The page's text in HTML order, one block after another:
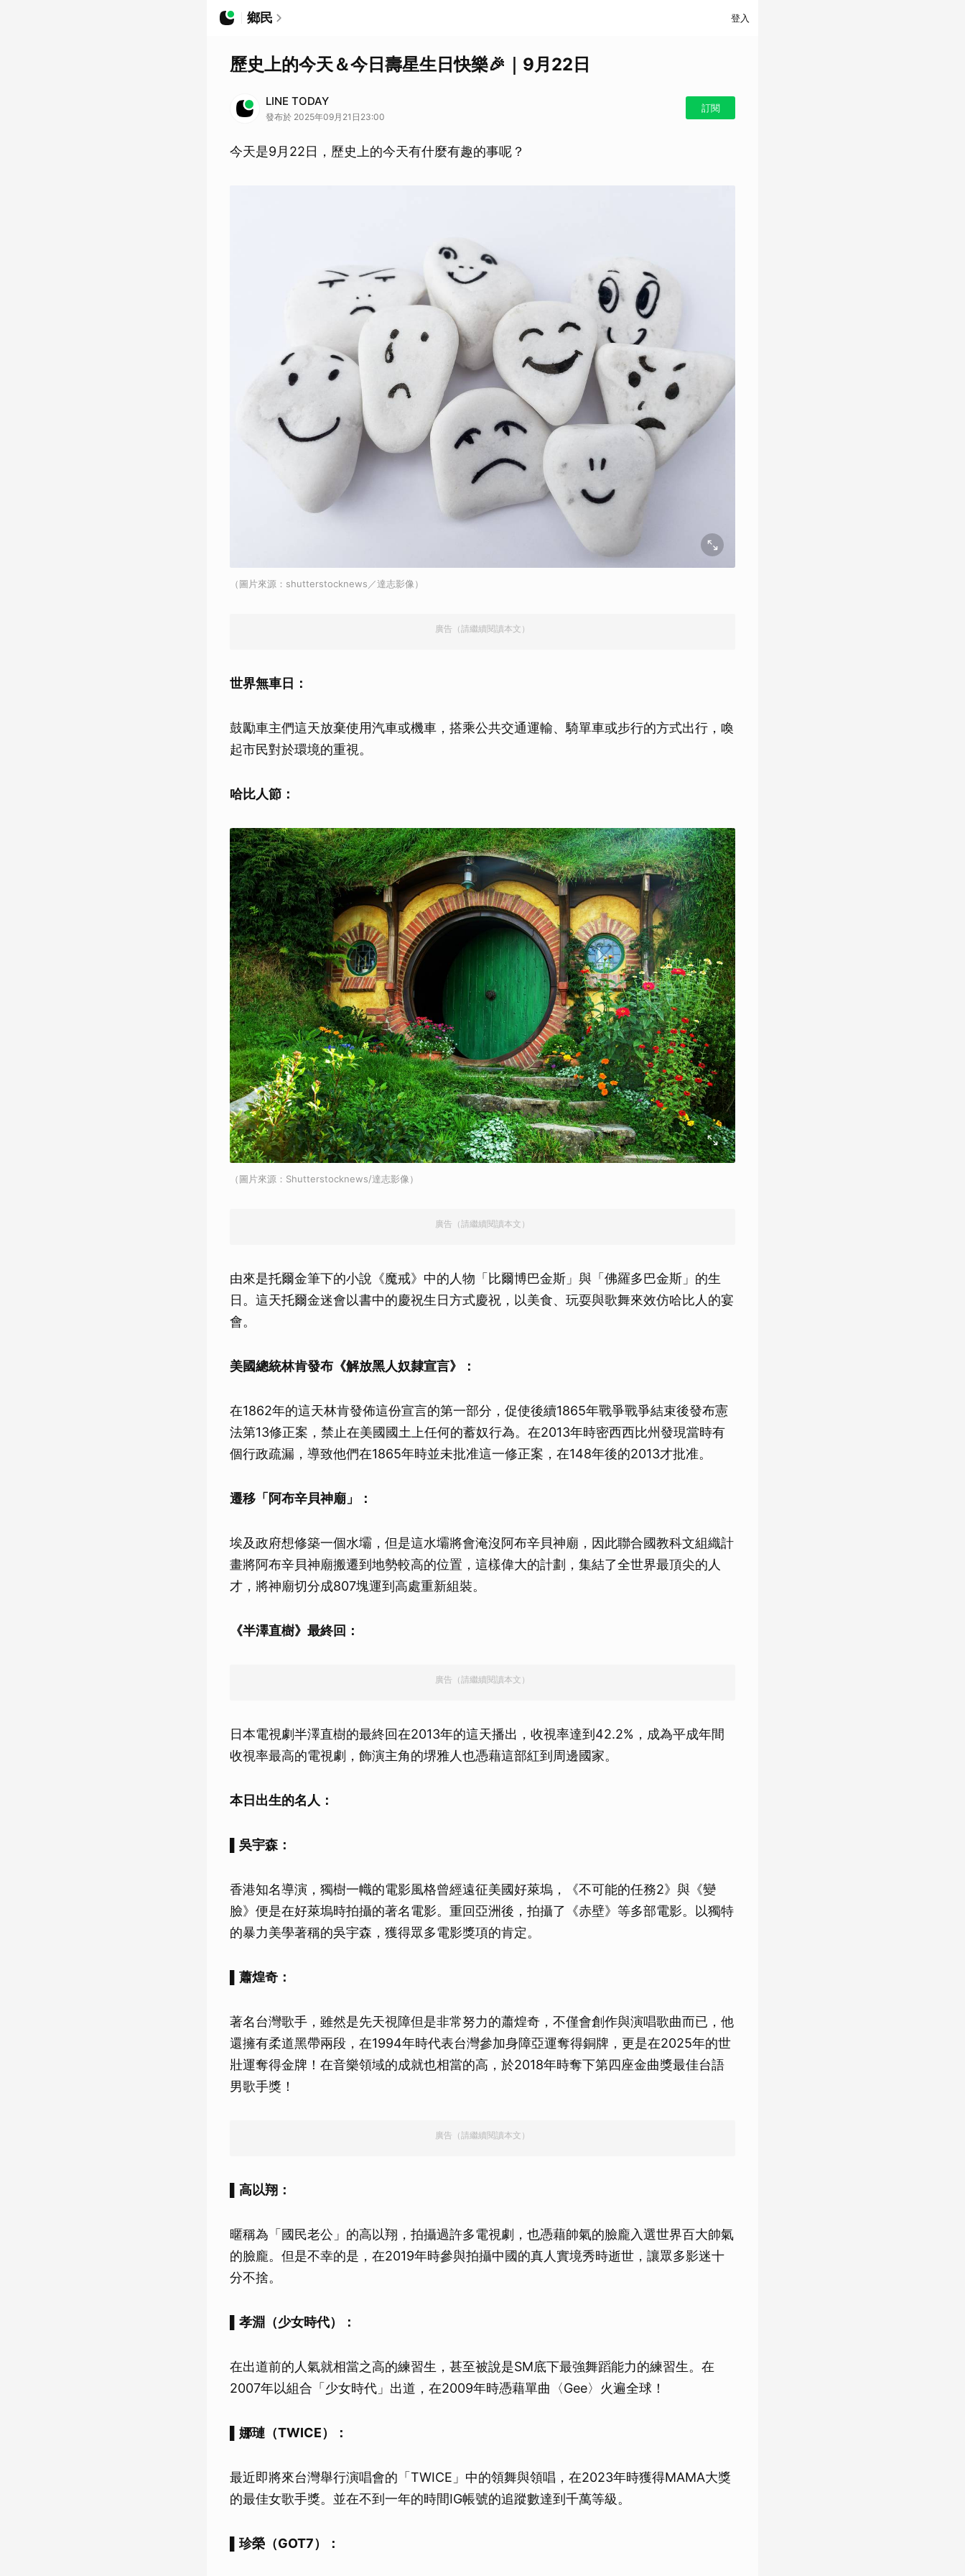
鄉民 登入
歷史上的今天＆今日壽星生日快樂🎉｜9月22日
LINE TODAY
發布於 2025年09月21日23:00
訂閱
今天是9月22日，歷史上的今天有什麼有趣的事呢？
（圖片來源：shutterstocknews／達志影像）
廣告（請繼續閱讀本文）
世界無車日：
鼓勵車主們這天放棄使用汽車或機車，搭乘公共交通運輸、騎單車或步行的方式出行，喚
起市民對於環境的重視。
哈比人節：
（圖片來源：Shutterstocknews/達志影像）
廣告（請繼續閱讀本文）
由來是托爾金筆下的小說《魔戒》中的人物「比爾博巴金斯」與「佛羅多巴金斯」的生
日。這天托爾金迷會以書中的慶祝生日方式慶祝，以美食、玩耍與歌舞來效仿哈比人的宴
會。
美國總統林肯發布《解放黑人奴隸宣言》：
在1862年的這天林肯發佈這份宣言的第一部分，促使後續1865年戰爭戰爭結束後發布憲
法第13修正案，禁止在美國國土上任何的蓄奴行為。在2013年時密西西比州發現當時有
個行政疏漏，導致他們在1865年時並未批准這一修正案，在148年後的2013才批准。
遷移「阿布辛貝神廟」：
埃及政府想修築一個水壩，但是這水壩將會淹沒阿布辛貝神廟，因此聯合國教科文組織計
畫將阿布辛貝神廟搬遷到地勢較高的位置，這樣偉大的計劃，集結了全世界最頂尖的人
才，將神廟切分成807塊運到高處重新組裝。
《半澤直樹》最終回：
廣告（請繼續閱讀本文）
日本電視劇半澤直樹的最終回在2013年的這天播出，收視率達到42.2%，成為平成年間
收視率最高的電視劇，飾演主角的堺雅人也憑藉這部紅到周邊國家。
本日出生的名人：
▌吳宇森：
香港知名導演，獨樹一幟的電影風格曾經遠征美國好萊塢，《不可能的任務2》與《變
臉》便是在好萊塢時拍攝的著名電影。重回亞洲後，拍攝了《赤壁》等多部電影。以獨特
的暴力美學著稱的吳宇森，獲得眾多電影獎項的肯定。
▌蕭煌奇：
著名台灣歌手，雖然是先天視障但是非常努力的蕭煌奇，不僅會創作與演唱歌曲而已，他
還擁有柔道黑帶兩段，在1994年時代表台灣參加身障亞運奪得銅牌，更是在2025年的世
壯運奪得金牌！在音樂領域的成就也相當的高，於2018年時奪下第四座金曲獎最佳台語
男歌手獎！
廣告（請繼續閱讀本文）
▌高以翔：
暱稱為「國民老公」的高以翔，拍攝過許多電視劇，也憑藉帥氣的臉龐入選世界百大帥氣
的臉龐。但是不幸的是，在2019年時參與拍攝中國的真人實境秀時逝世，讓眾多影迷十
分不捨。
▌孝淵（少女時代）：
在出道前的人氣就相當之高的練習生，甚至被說是SM底下最強舞蹈能力的練習生。在
2007年以組合「少女時代」出道，在2009年時憑藉單曲〈Gee〉火遍全球！
▌娜璉（TWICE）：
最近即將來台灣舉行演唱會的「TWICE」中的領舞與領唱，在2023年時獲得MAMA大獎
的最佳女歌手獎。並在不到一年的時間IG帳號的追蹤數達到千萬等級。
珍榮（GOT7）：